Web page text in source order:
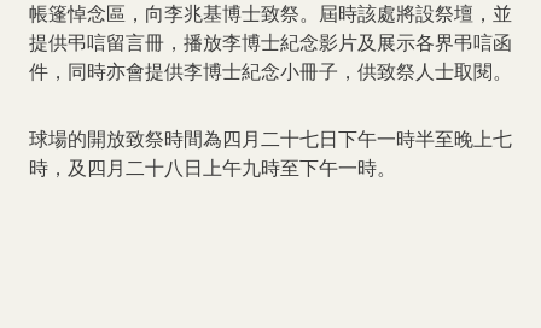
帳篷悼念區，向李兆基博士致祭。屆時該處將設祭壇，並
提供弔唁留言冊，播放李博士紀念影片及展示各界弔唁函
件，同時亦會提供李博士紀念小冊子，供致祭人士取閱。
球場的開放致祭時間為四月二十七日下午一時半至晚上七
時，及四月二十八日上午九時至下午一時。